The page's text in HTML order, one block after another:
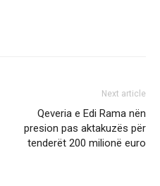
Next article
Qeveria e Edi Rama nën
presion pas aktakuzës për
tenderët 200 milionë euro